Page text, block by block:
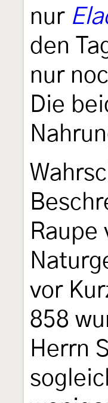
nur
den
nur
Die
Raupe
vor
858
Herrn